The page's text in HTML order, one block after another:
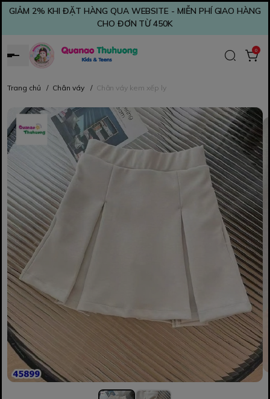
GIẢM 2% KHI ĐẶT HÀNG QUA WEBSITE - MIỄN PHÍ GIAO HÀNG
CHO ĐƠN TỪ 450K
0
Trang chủ / Chân váy / Chân váy kem xếp ly